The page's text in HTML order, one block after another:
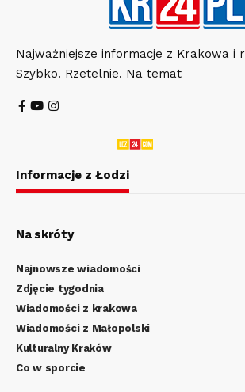
Najważniejsze informacje z Krakowa i
Szybko. Rzetelnie. Na temat
Informacje z Łodzi
Na skróty
Najnowsze wiadomości
Zdjęcie tygodnia
Wiadomości z krakowa
Wiadomości z Małopolski
Kulturalny Kraków
Co w sporcie